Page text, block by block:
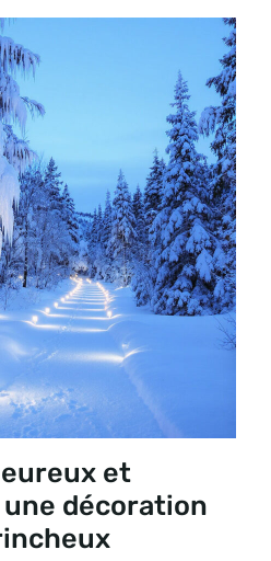
et
décoration